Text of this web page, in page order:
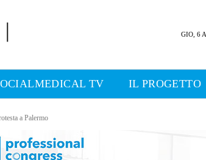
GIO, 6
TV IL PROGETTO
a Palermo